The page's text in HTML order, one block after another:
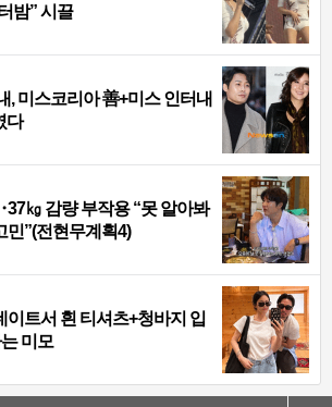
밤” 시끌
, 미스코리아 善+미스 인터내
다
㎏ 감량 부작용 “못 알아봐
민”(전현무계획4)
이트서 흰 티셔츠+청바지 입
미모